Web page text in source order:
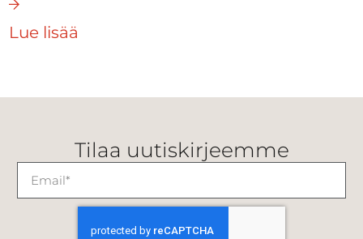
Lue lisää
Tilaa uutiskirjeemme